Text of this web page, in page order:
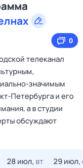
0
телеканал
и его
а в студии
обсуждают
28 июл, вт 29 июл,